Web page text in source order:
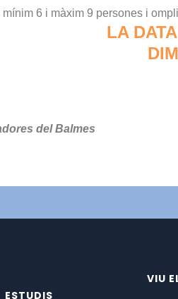
6 i màxim 9 persones i
LA
del Balmes
ESTUDIS
VIU